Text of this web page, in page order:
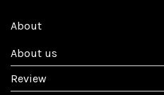
About
About us
Review